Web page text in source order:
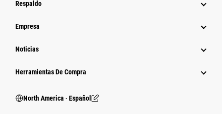
Respaldo
Empresa
Noticias
Herramientas De Compra
North America ‧ Español